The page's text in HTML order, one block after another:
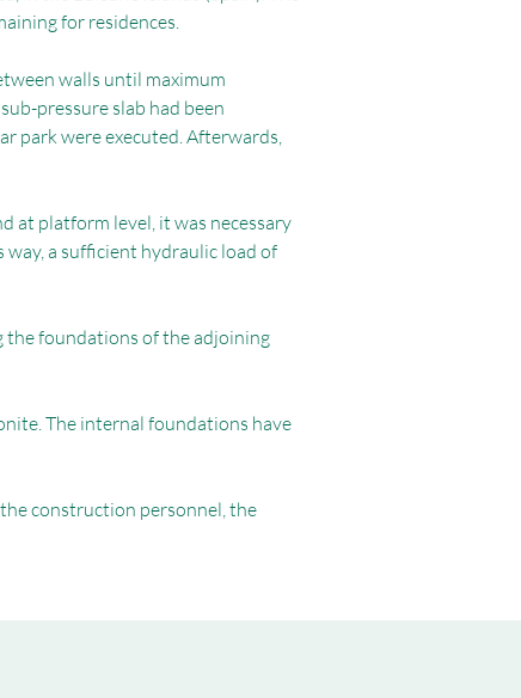
for residences.
walls until maximum
pressure slab had been
park were executed. Afterwards,
at platform level, it was necessary
a sufficient hydraulic load of
the foundations of the adjoining
The internal foundations have
construction personnel, the